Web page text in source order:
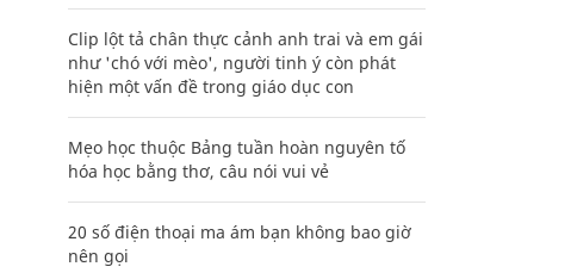
Clip lột tả chân thực cảnh anh trai và em gái
như 'chó với mèo', người tinh ý còn phát
hiện một vấn đề trong giáo dục con
Mẹo học thuộc Bảng tuần hoàn nguyên tố
hóa học bằng thơ, câu nói vui vẻ
20 số điện thoại ma ám bạn không bao giờ
nên gọi